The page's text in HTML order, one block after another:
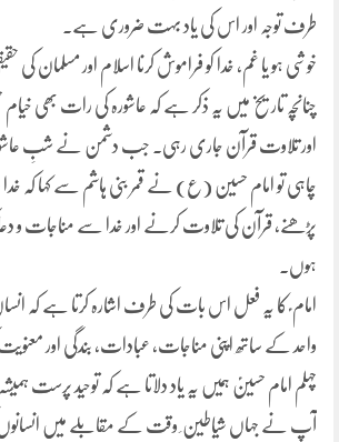
طرف توجہ اور اس کی یاد بہت ضروری ہے۔
خوشی ہو یا غم، خدا کو فراموش کرنا اسلام اور مسلمان
چنانچہ تاریخ میں یہ ذکر ہے کہ عاشورہ کی رات بھی
اور تلاوت قرآن جاری رہی۔ جب دشمن نے شبِ عاشور
چاہی تو امام حسین (ع) نے قمر بنی ہاشم سے کہا کہ خدا
پڑھنے، قرآن کی تلاوت کرنے اور خدا سے مناجات و
ہوں۔
امام ؑ کا یہ فعل اس بات کی طرف اشارہ کرتا ہے کہ
واحد کے ساتھ اپنی مناجات، عبادات، بندگی اور معنویت
چہلم امام حسینؑ ہمیں یہ یاد دلاتا ہے کہ توحید پرست
آپ نے جہاں شیاطین ِ وقت کے مقابلے میں انسانوں